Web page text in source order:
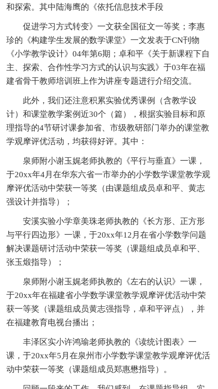
和探索。其中陆海鹰的《依托信息技术手段
促进学习方式转变》一文获全国征文一等奖；李惠
珍的《构建学生发展的数学课堂》一文发表于CN刊物
《小学教学设计》04年第6期；卓和平《关于新课程下自
主、探索、合作性学习方式的认识与实践》于03年在福
建省骨干教师培训班上作为讲座专题进行介绍交流。
此外，我们还注意积累实验优秀课例（含教学设
计）和课堂教学案例近30个（篇），根据实验目标和原
理指导的4节研讨课参加省、市级教研部门举办的课堂教
学观摩评优活动，均获得好评。其中：
泉师附小谢玉娓老师执教的《平行与垂直》一课，
于20xx年4月在华东六省一市举办的小学数学课堂教学观
摩评优活动中荣获一等奖（由课题组成员卓和平、黄志
强设计并指导）；
安溪实验小学章美珠老师执教的《长方形、正方形
与平行四边形》一课，于20xx年12月在省小学数学问题
解决课题研讨活动中荣获一等奖（课题组成员卓和平、
张玉煅指导）；
泉师附小谢玉娓老师执教的《左右的认识》一课，
于20xx年在福建省小学数学课堂教学观摩评优活动中荣
获一等奖（课题组成员黄志强指导，卓和平评点），并
在福建教育电视台播出；
丰泽区实小许鸿瑜老师执教的《读统计图表》一
课，于20xx年5月在泉州市小学数学课堂教学观摩评优活
动中荣获一等奖（课题组成员郑惠懋指导）。